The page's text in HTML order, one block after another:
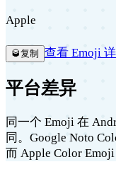
Apple
🥃复制 查看 Emoji
平台差异
同一个 Emoji 在
同。Google Noto
而 Apple Color